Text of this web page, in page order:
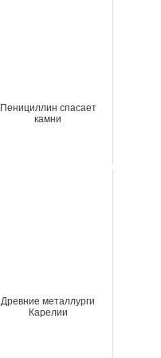
Пенициллин спасает
камни
Древние металлурги
Карелии